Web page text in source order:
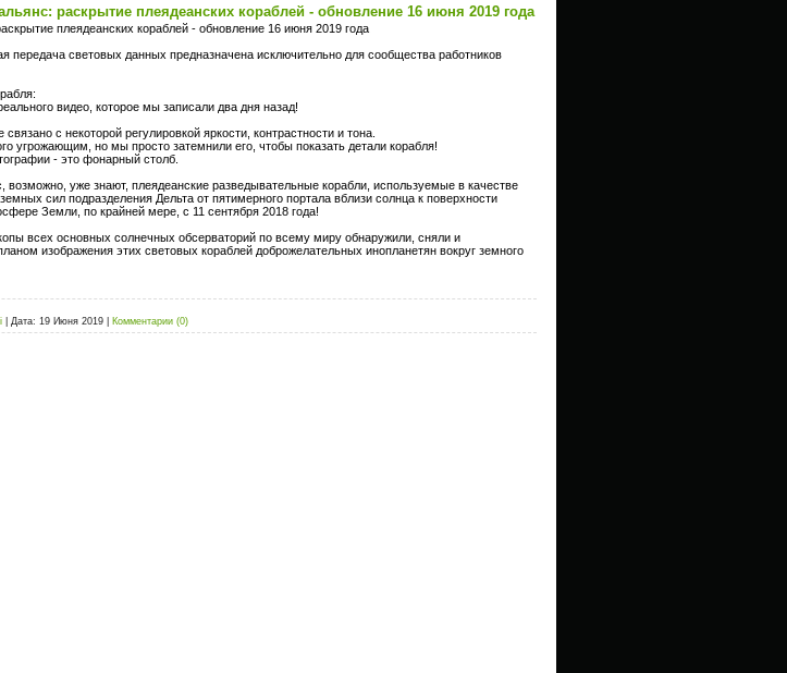
раскрытие плеядеанских кораблей - обновление 16 июня 2019 года
плеядеанских кораблей - обновление 16 июня 2019 года
передача световых данных предназначена исключительно для сообщества работников
видео, которое мы записали два дня назад!
с некоторой регулировкой яркости, контрастности и тона.
угрожающим, но мы просто затемнили его, чтобы показать детали корабля!
- это фонарный столб.
возможно, уже знают, плеядеанские разведывательные корабли, используемые в качестве
сил подразделения Дельта от пятимерного портала вблизи солнца к поверхности
Земли, по крайней мере, с 11 сентября 2018 года!
всех основных солнечных обсерваторий по всему миру обнаружили, сняли и
изображения этих световых кораблей доброжелательных инопланетян вокруг земного
Дата: 19 Июня 2019 Комментарии (0)